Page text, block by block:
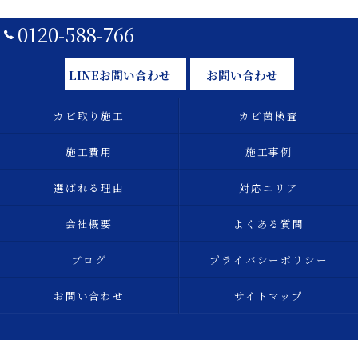
0120-588-766
LINEお問い合わせ お問い合わせ
カビ取り施工 カビ菌検査
施工費用 施工事例
選ばれる理由 対応エリア
会社概要 よくある質問
ブログ プライバシーポリシー
お問い合わせ サイトマップ